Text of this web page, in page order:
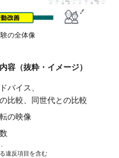
の全体像
容 （抜粋・イメージ）
バイス、
比較、
同世代との比較
の映像
違反項目を含む